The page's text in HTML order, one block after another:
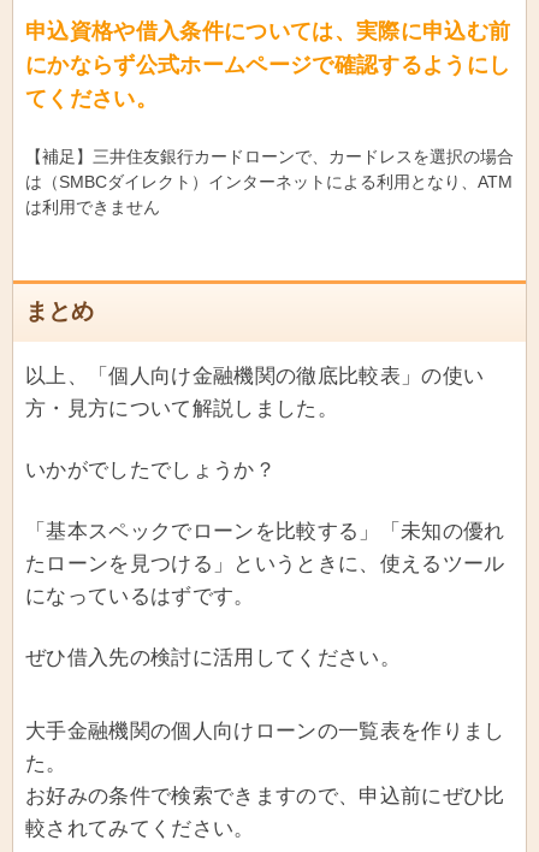
申込資格や借入条件については、実際に申込む前
にかならず公式ホームページで確認するようにし
てください。
【補足】三井住友銀行カードローンで、カードレスを選択の場合
は（SMBCダイレクト）インターネットによる利用となり、ATM
は利用できません
まとめ
以上、「個人向け金融機関の徹底比較表」の使い
方・見方について解説しました。
いかがでしたでしょうか？
「基本スペックでローンを比較する」「未知の優れ
たローンを見つける」というときに、使えるツール
になっているはずです。
ぜひ借入先の検討に活用してください。
大手金融機関の個人向けローンの一覧表を作りまし
た。
お好みの条件で検索できますので、申込前にぜひ比
較されてみてください。